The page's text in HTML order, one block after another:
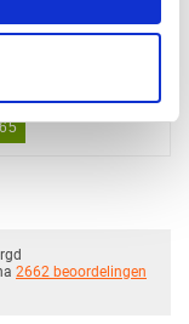
-
- 2m
2662 beoordelingen